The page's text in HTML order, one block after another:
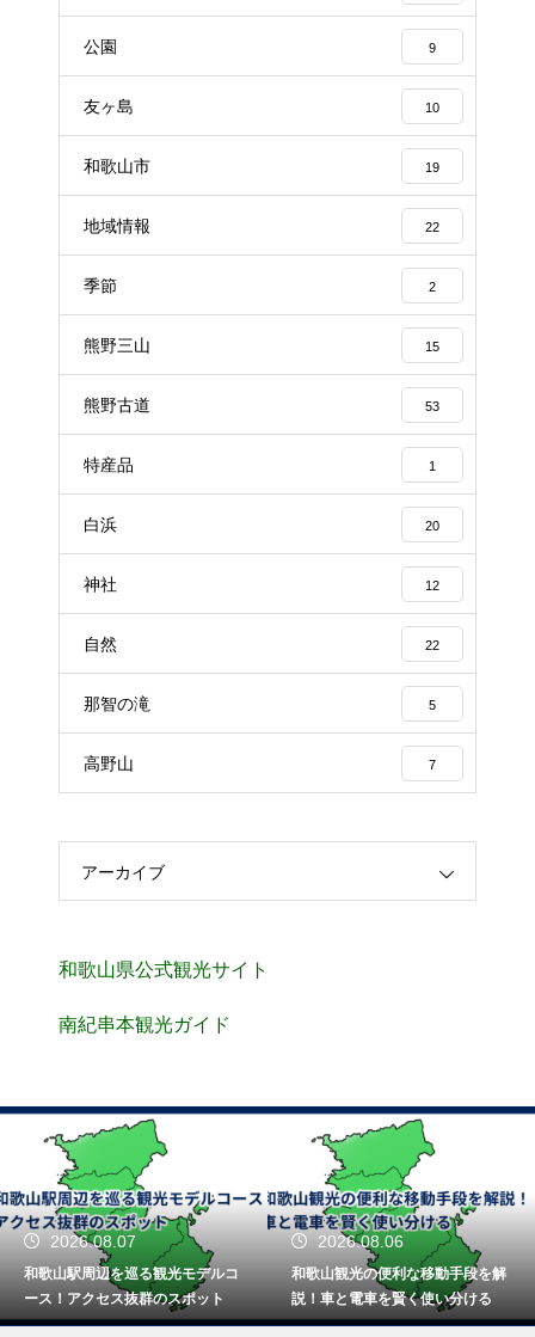
公園 9
友ヶ島 10
和歌山市 19
地域情報 22
季節 2
熊野三山 15
熊野古道 53
特産品 1
白浜 20
神社 12
自然 22
那智の滝 5
高野山 7
アーカイブ
和歌山県公式観光サイト
南紀串本観光ガイド
2026.08.07
和歌山駅周辺を巡る観光モデルコ
ース！アクセス抜群のスポット
2026.08.06
和歌山観光の便利な移動手段を解
説！車と電車を賢く使い分ける